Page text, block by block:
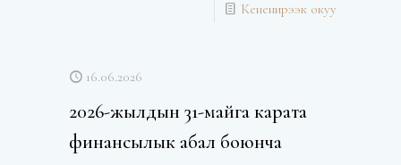
Кененирээк окуу
16.06.2026
2026-жылдын 31-майга карата
финансылык абал боюнча